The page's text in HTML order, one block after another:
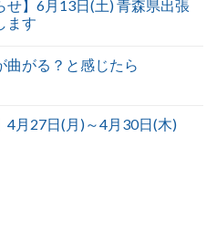
せ】6月13日(土) 青森県出張
ます
曲がる？と感じたら
4月27日(月)～4月30日(木)